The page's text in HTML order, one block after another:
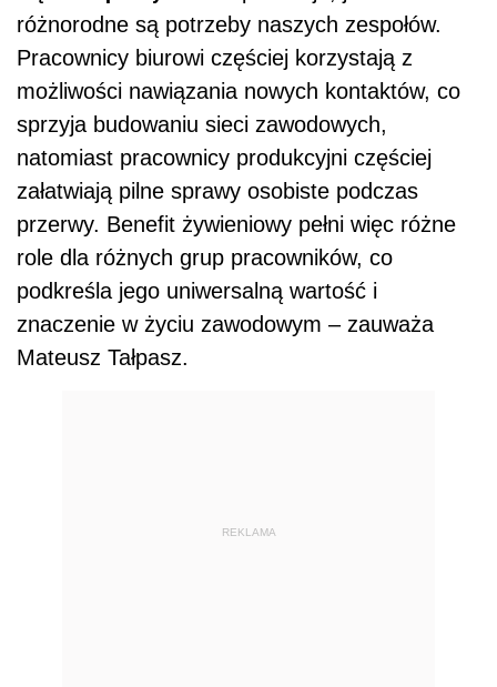
różnorodne są potrzeby naszych zespołów.
Pracownicy biurowi częściej korzystają z
możliwości nawiązania nowych kontaktów, co
sprzyja budowaniu sieci zawodowych,
natomiast pracownicy produkcyjni częściej
załatwiają pilne sprawy osobiste podczas
przerwy. Benefit żywieniowy pełni więc różne
role dla różnych grup pracowników, co
podkreśla jego uniwersalną wartość i
znaczenie w życiu zawodowym – zauważa
Mateusz Tałpasz.
REKLAMA